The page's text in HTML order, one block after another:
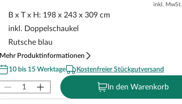
inkl. MwSt.
B x T x H: 198 x 243 x 309 cm
inkl. Doppelschaukel
Rutsche blau
Mehr Produktinformationen
10 bis 15 Werktage
Kostenfreier Stückgutversand
In den Warenkorb